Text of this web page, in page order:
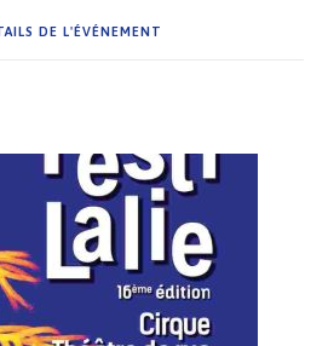
DE L'ÉVÉNEMENT